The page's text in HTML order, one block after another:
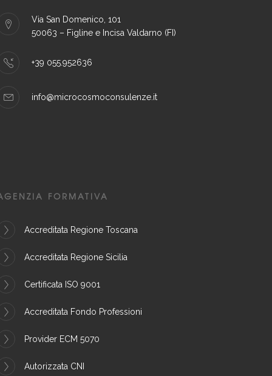
Via San Domenico, 101
50063 – Figline e Incisa Valdarno (FI)
+39 055.952636
info@microcosmoconsulenze.it
FORMATIVA
Accreditata Regione Toscana
Accreditata Regione Sicilia
Certificata ISO 9001
Accreditata Fondo Professioni
Provider ECM 5070
Autorizzata CNI